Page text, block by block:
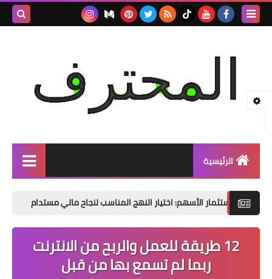
الرئيسية
مواقع العمل الحر
ادسنس
الأسهم: اختيار النهج المناسب لنجاح مالي مستدام نصائح
12 طريقة للعمل والربح من الانترنت
ربما لم تسمع بها من قبل